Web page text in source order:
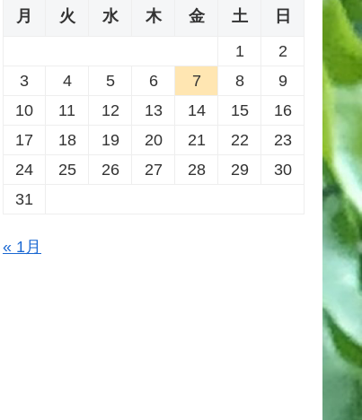
月
火 水 木 金 土
日
1
2
3
4 5 6 7 8
9
10
11 12 13 14 15
16
17
18 19 20 21 22
23
24
25 26 27 28 29
30
31
« 1月